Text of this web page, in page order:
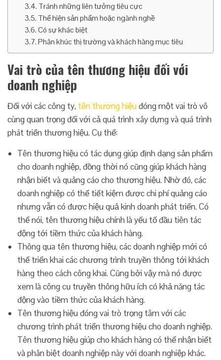
Tránh những liên tưởng tiêu cực
Thể hiện sản phẩm hoặc ngành nghề
Có sự khác biệt
Phân khúc thị trường và khách hàng mục tiêu
Vai trò của tên thương hiệu đối với
doanh nghiệp
Đối với các công ty, tên thương hiệuđóng một vai trò vô
cùng quan trọng đối với cả quá trình xây dựng và quá trình
phát triển thương hiệu. Cụ thể:
Tên thương hiệu có tác dụng giúp định dạng sản phẩm
cho doanh nghiệp, đồng thời nó cũng giúp khách hàng
nhận biết và quảng cáo cho thương hiệu. Nhờ đó, các
doanh nghiệp có thể tiết kiệm được chi phí quảng cáo
nhưng vẫn có được hiệu quả kinh doanh phát triển. Có
thể nói, tên thương hiệu chính là yếu tố đầu tiên tác
động tới tiềm thức của khách hàng.
Thông qua tên thương hiệu, các doanh nghiệp mới có
thể triển khai các chương trình truyền thông tới khách
hàng theo cách công khai. Cũng bởi vậy mà nó được
xem là công cụ truyền thông hữu ích có khả năng tác
động vào tiềm thức của khách hàng.
Tên thương hiệu đóng vai trò trọng tâm với các
chương trình phát triển thương hiệu cho doanh nghiệp.
Tên thương hiệu giúp cho khách hàng có thể nhận biết
và phân biệt doanh nghiệp này với doanh nghiệp khác.